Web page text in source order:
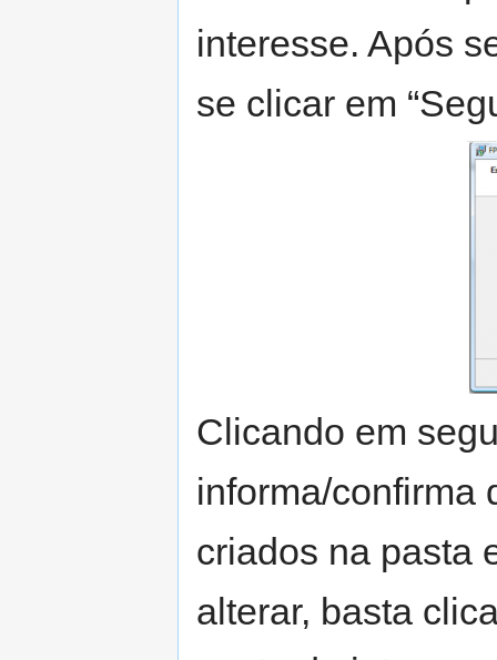
interesse. Após
se clicar em
Clicando em
informa/confirma
criados na pasta
alterar, basta